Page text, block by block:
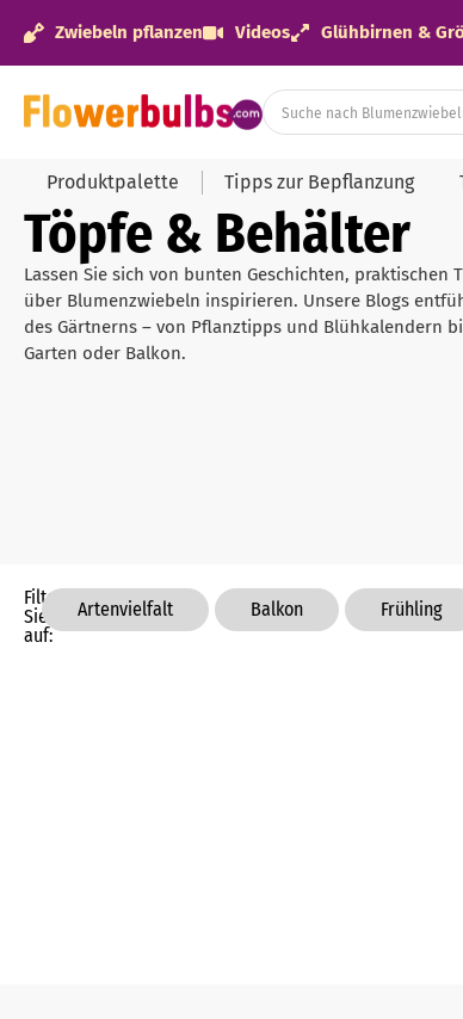
Zwiebeln pflanzen Videos Glühbirnen &
Produktpalette Tipps zur Bepflanzung
Töpfe & Behälter
Lassen Sie sich von bunten Geschichten, praktischen
über Blumenzwiebeln inspirieren. Unsere Blogs
des Gärtnerns – von Pflanztipps und Blühkalendern
Garten oder Balkon.
Filtern
Sie
auf:
Artenvielfalt Balkon Frühling